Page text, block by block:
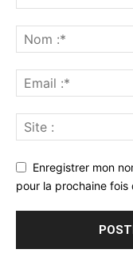
Enregistrer mon
pour la prochaine fois